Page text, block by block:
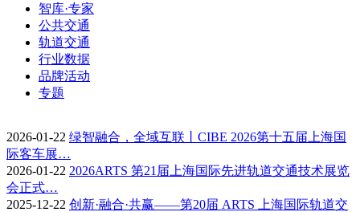
智库·专家
公共交通
轨道交通
行业数据
品牌活动
专题
2026-01-22 绿智融合，全域互联丨CIBE 2026第十五届上海国
际客车展…
2026-01-22 2026ARTS 第21届上海国际先进轨道交通技术展览
会正式…
2025-12-22 创新·融合·共赢——第20届 ARTS 上海国际轨道交